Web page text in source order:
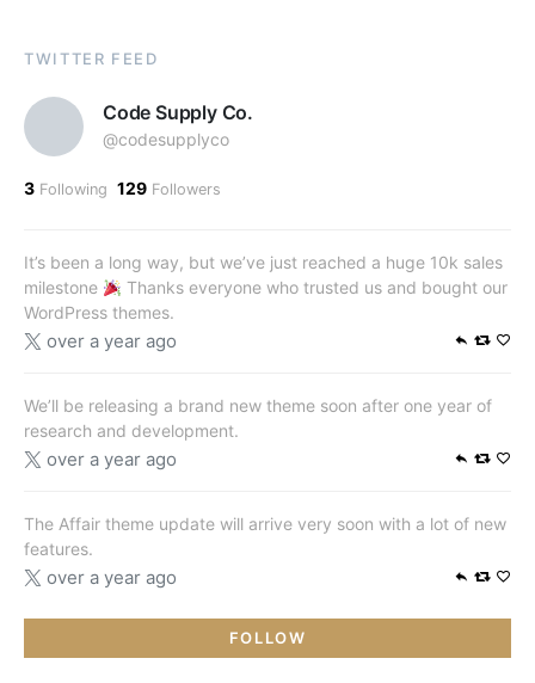
TWITTER FEED
Code Supply Co.
@codesupplyco
3 Following 129 Followers
It’s been a long way, but we’ve just reached a huge 10k sales
milestone
Thanks everyone who trusted us and bought our
WordPress themes.
over a year ago
We’ll be releasing a brand new theme soon after one year of
research and development.
over a year ago
The Affair theme update will arrive very soon with a lot of new
features.
over a year ago
FOLLOW